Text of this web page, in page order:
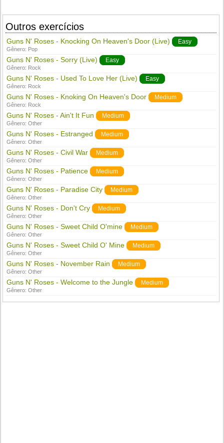
Outros exercícios
Guns N' Roses - Knocking On Heaven's Door (Live) Easy
Gênero: Pop
Guns N' Roses - Sorry (Live) Easy
Gênero: Rock
Guns N' Roses - Used To Love Her (Live) Easy
Gênero: Rock
Guns N' Roses - Knoking On Heaven's Door Medium
Gênero: Rock
Guns N' Roses - Ain't It Fun Medium
Gênero:Other
Guns N' Roses - Estranged Medium
Gênero:Other
Guns N' Roses - Civil War Medium
Gênero:Other
Guns N' Roses - Patience Medium
Gênero:Other
Guns N' Roses - Paradise City Medium
Gênero:Other
Guns N' Roses - Don't Cry Medium
Gênero:Other
Guns N' Roses - Sweet Child O'mine Medium
Gênero:Other
Guns N' Roses - Sweet Child O' Mine Medium
Gênero:Other
Guns N' Roses - November Rain Medium
Gênero:Other
Guns N' Roses - Welcome to the Jungle Medium
Gênero:Other